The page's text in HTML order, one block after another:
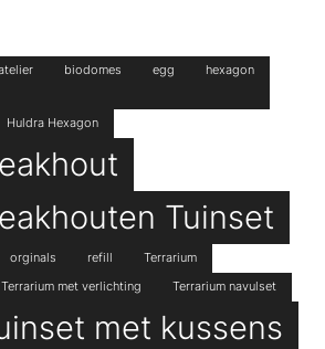
biodomes egg hexagon
Huldra Hexagon
Tuinset
orginals refill
Terrarium
Terrarium met verlichting
Terrarium navulset
met kussens